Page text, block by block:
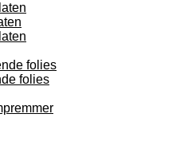
folies
folies